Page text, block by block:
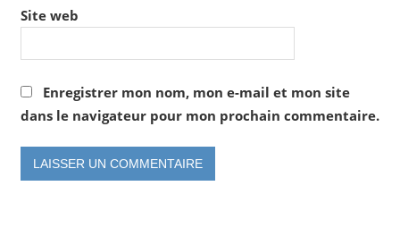
Site web
Enregistrer mon nom, mon e-mail et mon site
dans le navigateur pour mon prochain commentaire.